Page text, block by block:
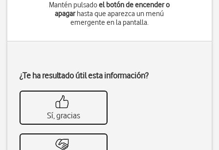
Mantén pulsadoel botón de encender o
apagarhasta que aparezca un menú
emergente en la pantalla.
¿Te ha resultado útil esta información?
Sí, gracias